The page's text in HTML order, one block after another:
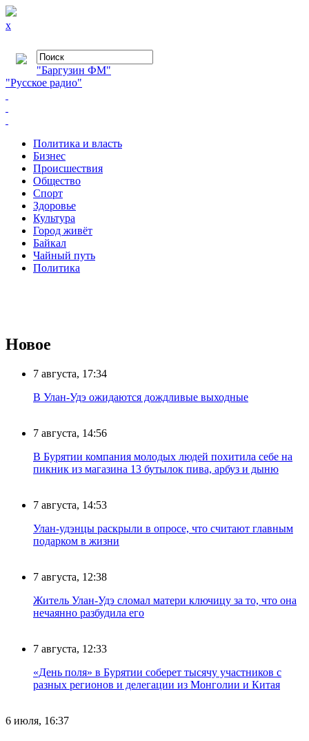
x
"Баргузин ФМ"
"Русское радио"
Политика и власть
Бизнес
Происшествия
Общество
Cпорт
Здоровье
Культура
Город живёт
Байкал
Чайный путь
Политика
Новое
7 августа, 17:34
В Улан-Удэ ожидаются дождливые выходные
7 августа, 14:56
В Бурятии компания молодых людей похитила себе на
пикник из магазина 13 бутылок пива, арбуз и дыню
7 августа, 14:53
Улан-удэнцы раскрыли в опросе, что считают главным
подарком в жизни
7 августа, 12:38
Житель Улан-Удэ сломал матери ключицу за то, что она
нечаянно разбудила его
7 августа, 12:33
«День поля» в Бурятии соберет тысячу участников с
разных регионов и делегации из Монголии и Китая
6 июля, 16:37